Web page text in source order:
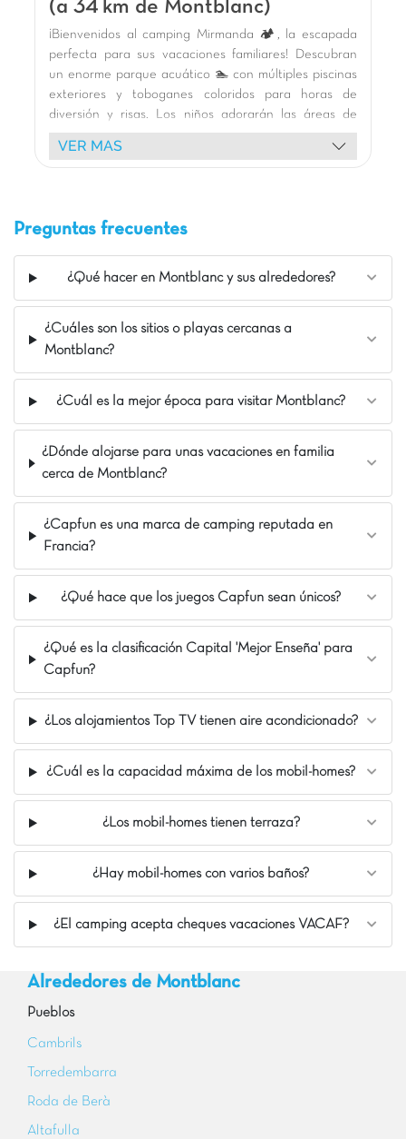
Nuestros Extras
A tan sólo 150 metros de la playa
A 15 min de Tarragona y 30 min de Port Aventura
Actividades náuticas al pie del camping
(a 34 km de Montblanc)
¡Bienvenidos al camping Mirmanda 🏕️, la escapada
perfecta para sus vacaciones familiares! Descubran
un enorme parque acuático 🏊 con múltiples piscinas
exteriores y toboganes coloridos para horas de
diversión y risas. Los niños adorarán las áreas de
juego temáticas, el castillo de aventuras y la piscina
de bolas interior. Disfruten de un variado programa
con terraza son ideales para relajarse. Exploren los
alrededores: la playa de Salou 🏖️, el encantador
puerto de Cambrils, la riqueza histórica de Tarragona
🌞
El camping está a 7 minutos en bicicleta del
agradables de la costa española. Hermosa
riviera, llena de pequeños restaurantes,
hermosas playas. Este destino es uno de
nuestros valores seguros. :) ¡Tapas, sol y playa
son tuyos!
Nuestros Extras
Solamente a 2 km de la playa
A 10 km de Port Aventura
A 10 min de Salou
VER MAS
Preguntas frecuentes
¿Qué hacer en Montblanc y sus alrededores?
¿Cuáles son los sitios o playas cercanas a
Montblanc?
¿Cuál es la mejor época para visitar Montblanc?
¿Dónde alojarse para unas vacaciones en familia
cerca de Montblanc?
¿Capfun es una marca de camping reputada en
Francia?
¿Qué hace que los juegos Capfun sean únicos?
¿Qué es la clasificación Capital 'Mejor Enseña' para
Capfun?
¿Los alojamientos Top TV tienen aire acondicionado?
¿Cuál es la capacidad máxima de los mobil-homes?
¿Los mobil-homes tienen terraza?
¿Hay mobil-homes con varios baños?
¿El camping acepta cheques vacaciones VACAF?
Alrededores de Montblanc
Pueblos
Cambrils
Torredembarra
Roda de Berà
Altafulla